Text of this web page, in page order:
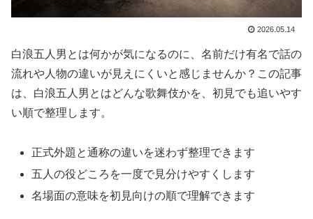
2026.05.14
白浪五人男とは何かが気になるのに、名前だけ有名で話の
流れや人物の違いが見えにくいと感じませんか？この記事
は、白浪五人男とはどんな歌舞伎かを、初見でも追いやす
い順で整理します。
正式外題と通称の違いを迷わず整理できます
五人の役どころを一度で見分けやすくします
名場面の意味を初見向けの順で理解できます